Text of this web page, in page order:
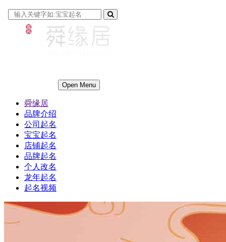
Open Menu
舜缘居
品牌介绍
公司起名
宝宝起名
店铺起名
品牌起名
个人改名
龙年起名
起名视频